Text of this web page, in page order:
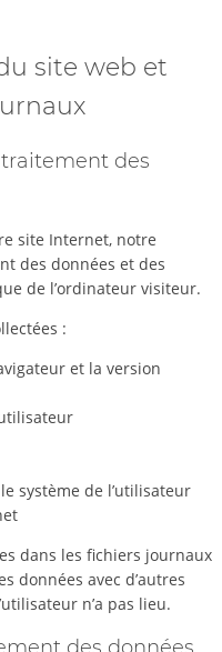
site web et
des
site Internet, notre
des données et des
de l’ordinateur visiteur.
:
et la version
système de l’utilisateur
dans les fichiers journaux
données avec d’autres
n’a pas lieu.